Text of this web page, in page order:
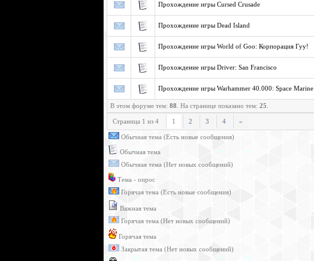
Прохождение игры Cursed Crusade
Прохождение игры Dead Island
Прохождение игры World of Goo: Корпорация Гуу!
Прохождение игры Driver: San Francisco
Прохождение игры Warhammer 40.000: Space Marine
В этом форуме тем: 88 . На странице показано тем: 25
Страница 1 из 4 1 2 3 4 »
Обычная тема (Есть новые сообщения)
Обычная тема
Обычная тема (Нет новых сообщений)
Тема - опрос
Горячая тема (Есть новые сообщения)
Важная тема
Горячая тема (Нет новых сообщений)
Горячая тема
Закрытая тема (Нет новых сообщений)